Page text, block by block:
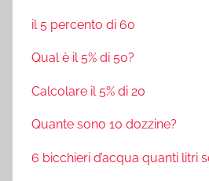
il 5 percento di 60
Qual è il 5% di 50?
Calcolare il 5% di 20
Quante sono 10 dozzine?
6 bicchieri d’acqua quanti litri